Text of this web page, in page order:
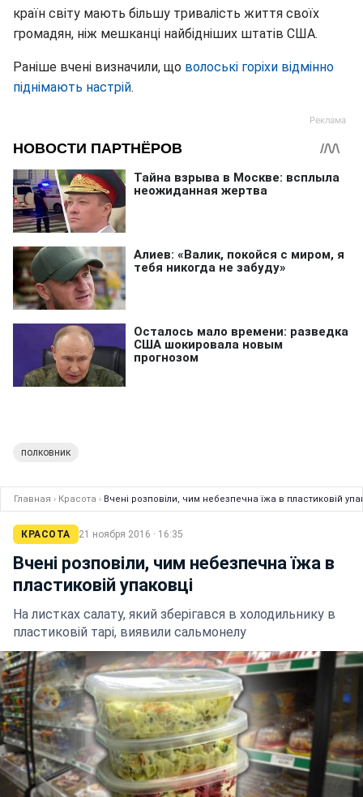
країн світу мають більшу тривалість життя своїх
громадян, ніж мешканці найбідніших штатів США.
Раніше вчені визначили, що волоські горіхи відмінно
піднімають настрій.
полковник
Главная › Красота › Вчені розповіли, чим небезпечна їжа в пластиковій
КРАСОТА 21 ноября 2016 · 16:35
Вчені розповіли, чим небезпечна їжа в
пластиковій упаковці
На листках салату, який зберігався в холодильнику в
пластиковій тарі, виявили сальмонелу